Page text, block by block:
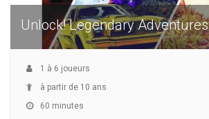
Unlock! Legendary Adventures
1 à 6 joueurs
à partir de 10 ans
60 minutes